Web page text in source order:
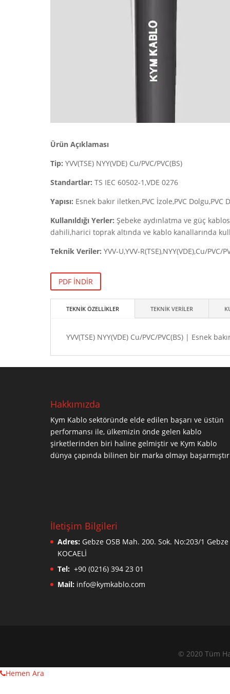
Ürün Açıklaması
Tip: YVV(TSE) NYY(VDE) Cu/PVC/PVC(BS)
Standartlar: TS IEC 60502-1,VDE 0276
Yapısı: Esnek bakır iletken,PVC İzole,PVC Dolgu,PVC
Kullanıldığı Yerler: Şebeke aydınlatma ve güç
dahili,harici toprak altında ve kablo kanallarında
Teknik Veriler: YVV-U,YVV-R(TSE),NYY(VDE),Cu/PVC/
PDF İNDİR
TEKNİK ÖZELLİKLER TEKNİK VERİLER
YVV(TSE) NYY(VDE) Cu/PVC/PVC(BS) | Esnek
Hakkımızda
Kym Kablo sektöründe elde edilen başarı ve üstün
performansı ile, ülkemizin önde gelen kablo
şirketlerinden biri haline gelmiştir ve Kym Kablo
dünya çapında bilinen bir marka olmayı başarmıştır
İletişim Bilgileri
Adres: Gebze OSB Mah. 200. Sok. No:203/1
KOCAELİ
Tel: +90 (0216) 394 23 01
Mail: info@kymkablo.com
© 2020 Tüm
Hemen Ara